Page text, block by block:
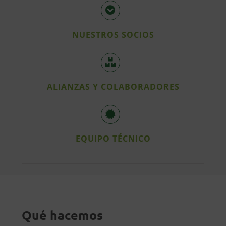
NUESTROS SOCIOS
ALIANZAS Y COLABORADORES
EQUIPO TÉCNICO
Qué hacemos